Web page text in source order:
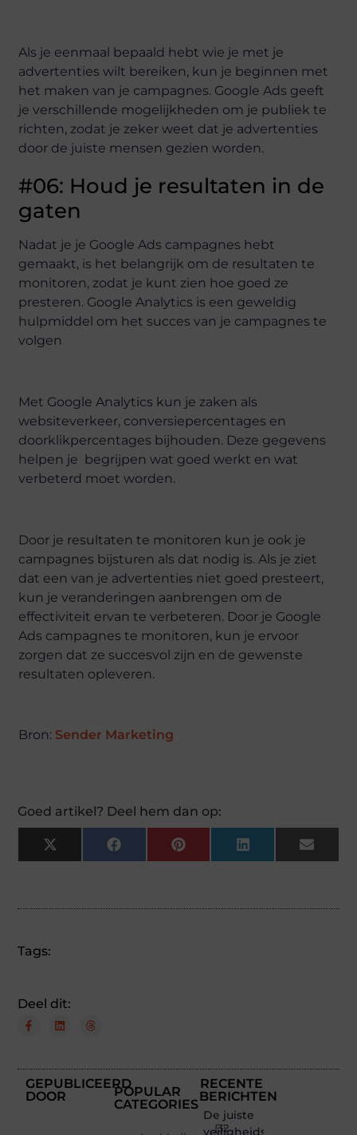
Als je eenmaal bepaald hebt wie je met je
advertenties wilt bereiken, kun je beginnen met
het maken van je campagnes. Google Ads geeft
je verschillende mogelijkheden om je publiek te
richten, zodat je zeker weet dat je advertenties
door de juiste mensen gezien worden.
#06: Houd je resultaten in de
gaten
Nadat je je Google Ads campagnes hebt
gemaakt, is het belangrijk om de resultaten te
monitoren, zodat je kunt zien hoe goed ze
presteren. Google Analytics is een geweldig
hulpmiddel om het succes van je campagnes te
volgen
Met Google Analytics kun je zaken als
websiteverkeer, conversiepercentages en
doorklikpercentages bijhouden. Deze gegevens
helpen je begrijpen wat goed werkt en wat
verbeterd moet worden.
Door je resultaten te monitoren kun je ook je
campagnes bijsturen als dat nodig is. Als je ziet
dat een van je advertenties niet goed presteert,
kun je veranderingen aanbrengen om de
effectiviteit ervan te verbeteren. Door je Google
Ads campagnes te monitoren, kun je ervoor
zorgen dat ze succesvol zijn en de gewenste
resultaten opleveren.
Bron: Sender Marketing
Goed artikel? Deel hem dan op:
X
(Twitter)
FacebookPinterestLinkedInEmail
Tags:
Deel dit:
GEPUBLICEERD
DOOR
POPULAR
CATEGORIES
(32
RECENTE
BERICHTEN
De juiste
veiligheidsschoenen